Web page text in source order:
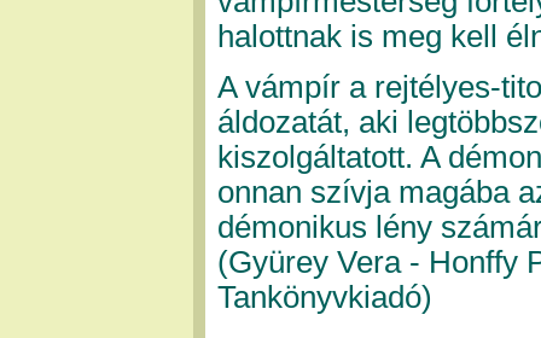
halottnak is meg kell
A vámpír a rejtélyes-
áldozatát, aki
kiszolgáltatott. A
onnan szívja magába
démonikus lény
(Gyürey Vera - Honffy
Tankönyvkiadó)